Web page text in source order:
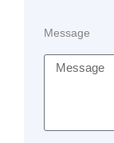
Message